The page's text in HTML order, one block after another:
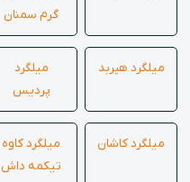
گرم سمنان
میلگرد هیربد
میلگرد
پردیس
میلگرد کاشان
میلگرد کاوه
تیکمه داش